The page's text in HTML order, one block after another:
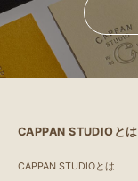
CAPPAN STUDIOとは
CAPPAN STUDIOとは